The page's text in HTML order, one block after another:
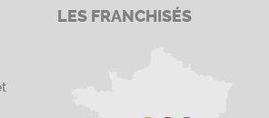
LES FRANCHISÉS